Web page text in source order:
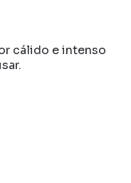
cálido e intenso